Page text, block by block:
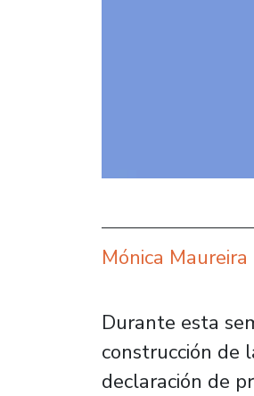
Mónica Maureira
Durante esta
construcción de
declaración de